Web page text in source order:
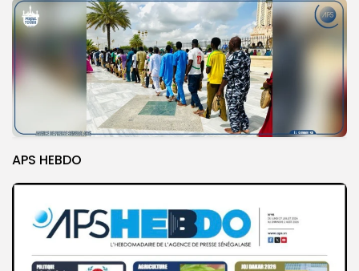
APS HEBDO